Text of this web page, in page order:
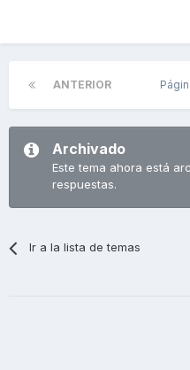
ANTERIOR
Archivado
Este tema ahora está
respuestas.
Ir a la lista de temas